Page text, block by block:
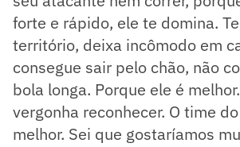
forte e rápido, ele te domina.
território, deixa incômodo em
consegue sair pelo chão, não
bola longa. Porque ele é
vergonha reconhecer. O time
melhor. Sei que gostaríamos